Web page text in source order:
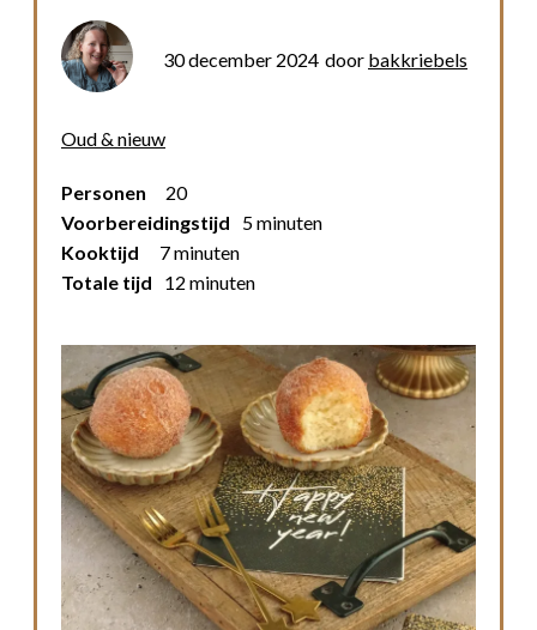
30 december 2024 door bakkriebels
Oud & nieuw
Personen
20
Voorbereidingstijd
5 minuten
Kooktijd
7 minuten
Totale tijd
12 minuten